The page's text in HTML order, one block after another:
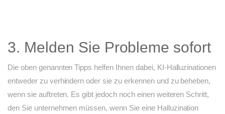
3. Melden Sie Probleme sofort
Die oben genannten Tipps helfen Ihnen dabei, KI-Halluzinationen
entweder zu verhindern oder sie zu erkennen und zu beheben,
wenn sie auftreten. Es gibt jedoch noch einen weiteren Schritt,
den Sie unternehmen müssen, wenn Sie eine Halluzination